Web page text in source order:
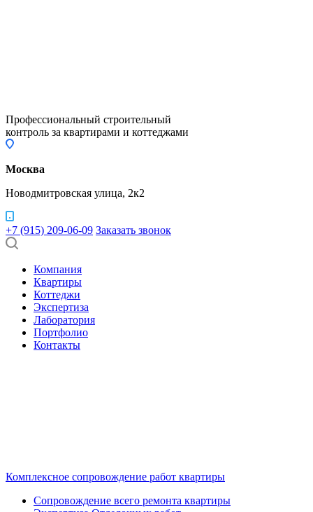
Профессиональный строительный
контроль за квартирами и коттеджами
Москва
Новодмитровская улица, 2к2
+7 (915) 209-06-09 Заказать звонок
Компания
Квартиры
Коттеджи
Экспертиза
Лаборатория
Портфолио
Контакты
Комплексное сопровождение работ квартиры
Сопровождение всего ремонта квартиры